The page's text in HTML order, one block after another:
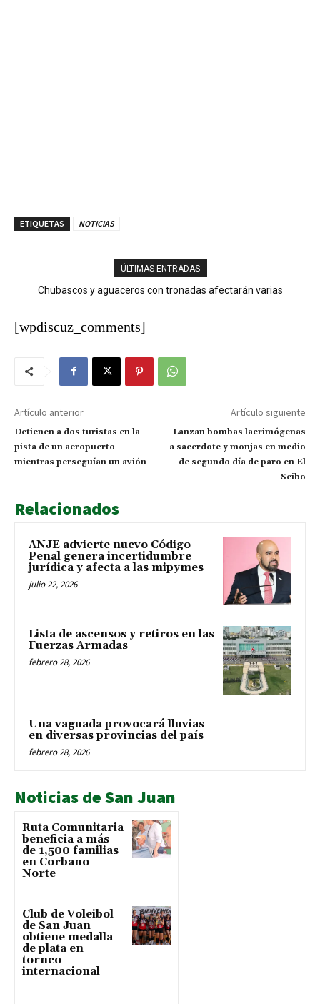
ETIQUETAS NOTICIAS
ÚLTIMAS ENTRADAS
Chubascos y aguaceros con tronadas afectarán varias
[wpdiscuz_comments]
Artículo anterior
Detienen a dos turistas en la
pista de un aeropuerto
mientras perseguían un avión
Artículo siguiente
Lanzan bombas lacrimógenas
a sacerdote y monjas en medio
de segundo día de paro en El
Seibo
Relacionados
ANJE advierte nuevo Código
Penal genera incertidumbre
jurídica y afecta a las mipymes
julio 22, 2026
Lista de ascensos y retiros en las
Fuerzas Armadas
febrero 28, 2026
Una vaguada provocará lluvias
en diversas provincias del país
febrero 28, 2026
Noticias de San Juan
Ruta Comunitaria
beneficia a más
de 1,500 familias
en Corbano
Norte
Club de Voleibol
de San Juan
obtiene medalla
de plata en
torneo
internacional